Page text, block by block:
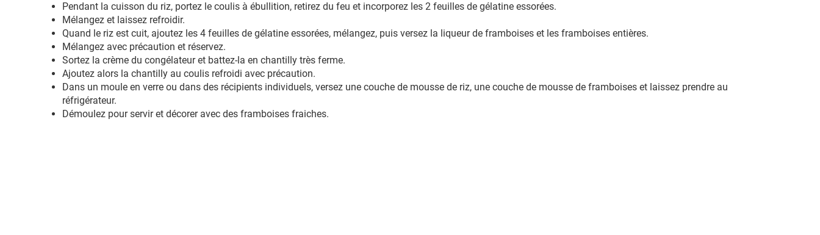
Pendant la cuisson du riz, portez le coulis à ébullition, retirez du feu et incorporez les 2 feuilles de gélatine essorées.
Mélangez et laissez refroidir.
Quand le riz est cuit, ajoutez les 4 feuilles de gélatine essorées, mélangez, puis versez la liqueur de framboises et les framboises entières.
Mélangez avec précaution et réservez.
Sortez la crème du congélateur et battez-la en chantilly très ferme.
Ajoutez alors la chantilly au coulis refroidi avec précaution.
Dans un moule en verre ou dans des récipients individuels, versez une couche de mousse de riz, une couche de mousse de framboises et laissez prendre au
réfrigérateur.
Démoulez pour servir et décorer avec des framboises fraiches.